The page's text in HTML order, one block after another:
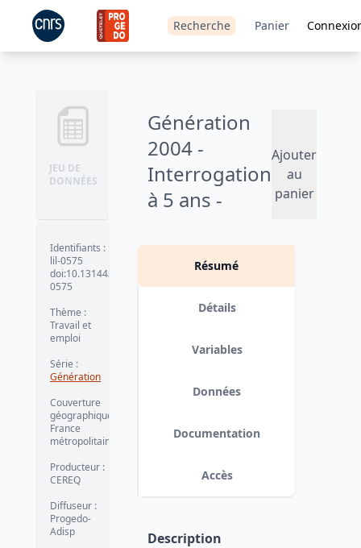
Recherche Panier
JEU DE
DONNÉES
Génération
2004 -
Interrogation
à 5 ans -
Ajouter
au
panier
Identifiants :
lil-0575
doi:10.13144/lil-
0575
Thème :
Travail et
emploi
Série :
Génération
Couverture
géographique
France
métropolitaine
Producteur :
CEREQ
Diffuseur :
Progedo-
Adisp
Résumé
Détails
Variables
Données
Documentation
Accès
Description